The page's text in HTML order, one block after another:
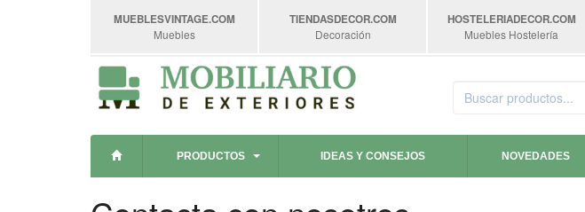
MUEBLESVINTAGE.COM
Muebles
TIENDASDECOR.COM
Decoración
HOSTELERIADECOR.COM
Muebles Hostelería
PRODUCTOS IDEAS Y CONSEJOS NOVEDADES